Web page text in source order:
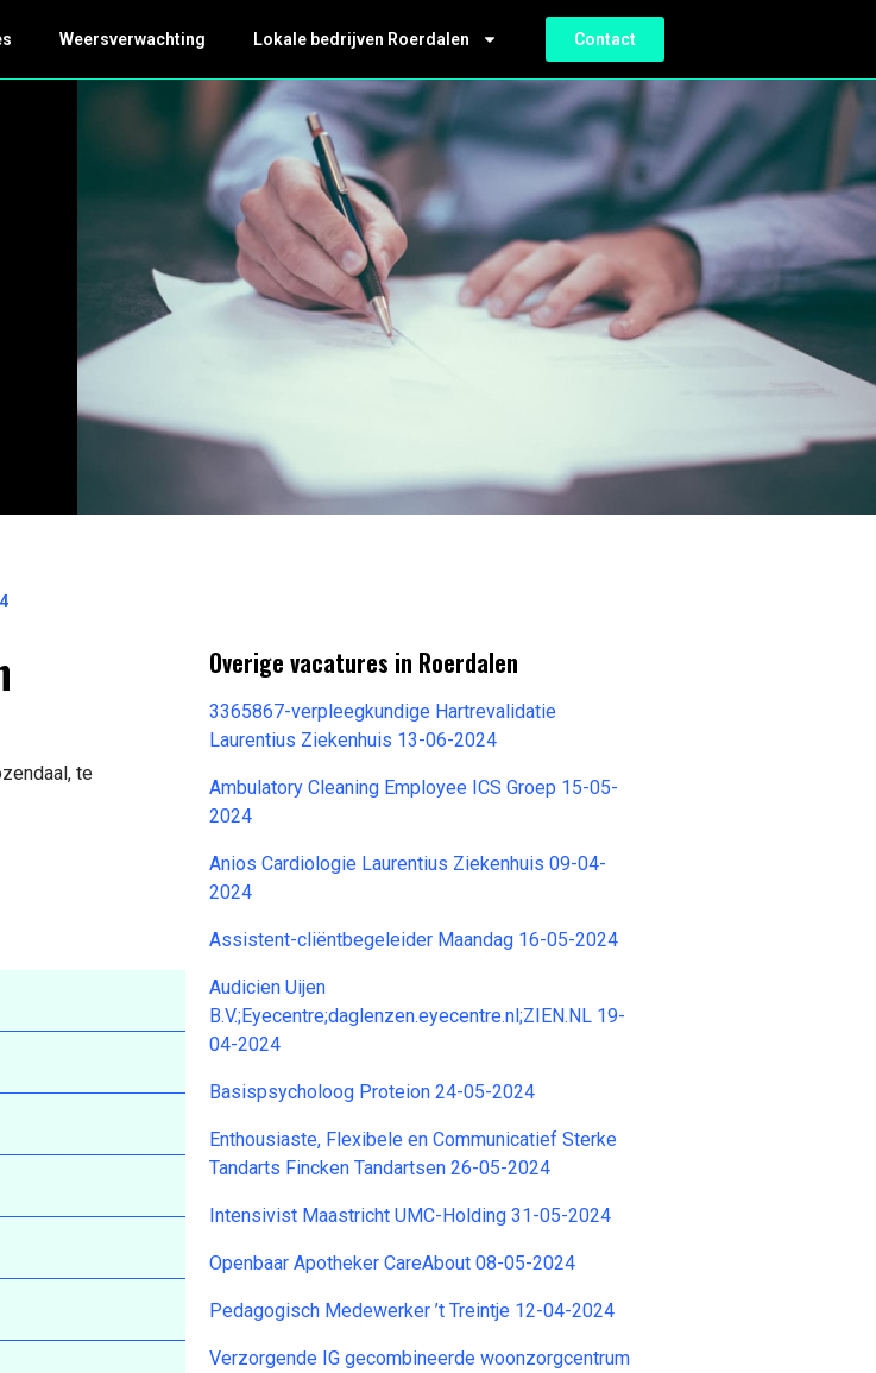
Weersverwachting Lokale bedrijven Roerdalen Contact
te
Overige vacatures in Roerdalen
3365867-verpleegkundige Hartrevalidatie
Laurentius Ziekenhuis 13-06-2024
Ambulatory Cleaning Employee ICS Groep 15-05-
2024
Anios Cardiologie Laurentius Ziekenhuis 09-04-
2024
Assistent-cliëntbegeleider Maandag 16-05-2024
Audicien Uijen
B.V.;Eyecentre;daglenzen.eyecentre.nl;ZIEN.NL 19-
04-2024
Basispsycholoog Proteion 24-05-2024
Enthousiaste, Flexibele en Communicatief Sterke
Tandarts Fincken Tandartsen 26-05-2024
Intensivist Maastricht UMC-Holding 31-05-2024
Openbaar Apotheker CareAbout 08-05-2024
Pedagogisch Medewerker ’t Treintje 12-04-2024
Verzorgende IG gecombineerde woonzorgcentrum